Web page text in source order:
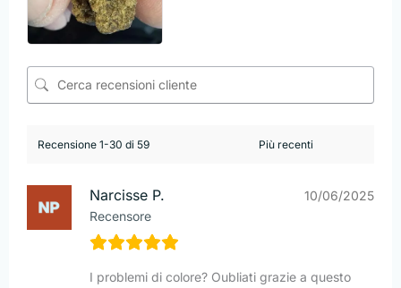
Recensione 1-30 di 59
Narcisse P.
Recensore
10/06/2025
I problemi di colore? Oubliati grazie a questo